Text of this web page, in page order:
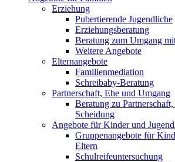
Erziehung
Pubertierende Jugendliche
Erziehungsberatung
Beratung zum Umgang
Weitere Angebote
Elternangebote
Familienmediation
Schreibaby-Beratung
Partnerschaft, Ehe und Umgang
Beratung zu
Scheidung
Angebote für Kinder und
Gruppenangebote für
Eltern
Schulreifeuntersuchung